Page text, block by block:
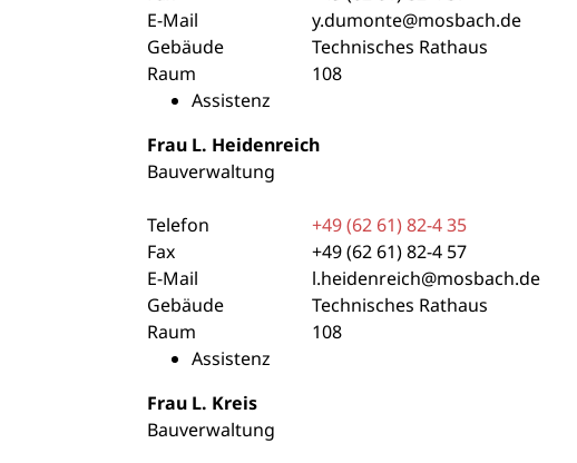
E-Mail
y.dumonte@mosbach.de
Gebäude
Technisches Rathaus
Raum
108
Assistenz
Frau L. Heidenreich
Bauverwaltung
Telefon +49 (62 61) 82-435
Fax
+49 (6261) 82-4 57
E-Mail
l.heidenreich@mosbach.de
Gebäude
Technisches Rathaus
Raum
108
Assistenz
Frau L. Kreis
Bauverwaltung